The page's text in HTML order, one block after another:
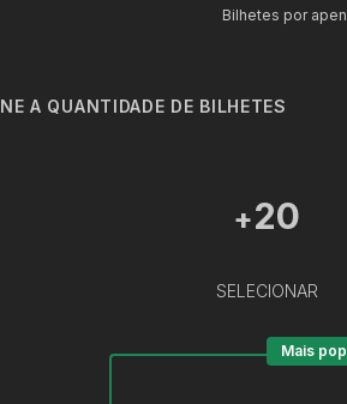
Bilhetes por
A QUANTIDADE DE BILHETES
+20
SELECIONAR
Mais